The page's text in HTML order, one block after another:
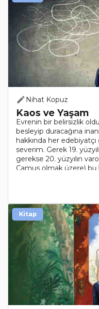
Nihat Kopuz
Kaos ve Yaşam
Evrenin bir belirsizlik
besleyip duracağına
hakkında her
severim. Gerek 19.
gerekse 20. yüzyılın
Camus olmak üzere) bu
Kitap